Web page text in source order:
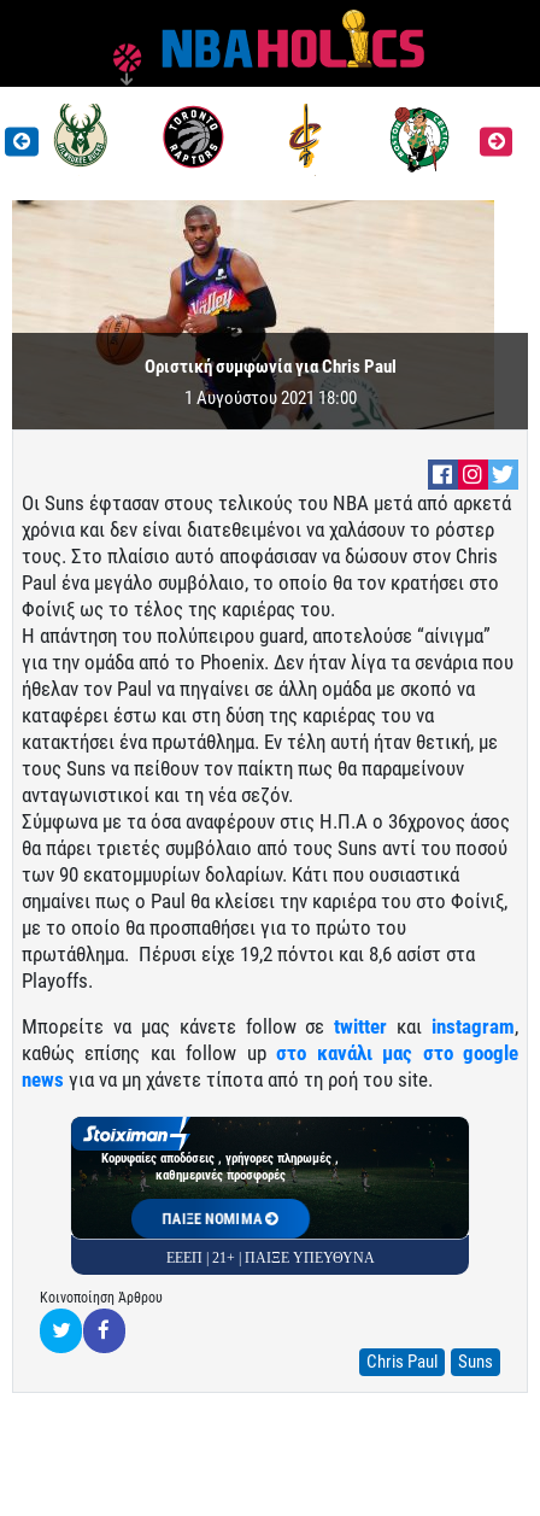
Οριστική συμφωνία για Chris Paul
1 Αυγούστου 2021 18:00
Οι Suns έφτασαν στους τελικούς του ΝΒΑ μετά από αρκετά
χρόνια και δεν είναι διατεθειμένοι να χαλάσουν το ρόστερ
τους. Στο πλαίσιο αυτό αποφάσισαν να δώσουν στον Chris
Paul ένα μεγάλο συμβόλαιο, το οποίο θα τον κρατήσει στο
Φοίνιξ ως το τέλος της καριέρας του.
H απάντηση του πολύπειρου guard, αποτελούσε “αίνιγμα”
για την ομάδα από το Phoenix. Δεν ήταν λίγα τα σενάρια που
ήθελαν τον Paul να πηγαίνει σε άλλη ομάδα με σκοπό να
καταφέρει έστω και στη δύση της καριέρας του να
κατακτήσει ένα πρωτάθλημα. Εν τέλη αυτή ήταν θετική, με
τους Suns να πείθουν τον παίκτη πως θα παραμείνουν
ανταγωνιστικοί και τη νέα σεζόν.
Σύμφωνα με τα όσα αναφέρουν στις Η.Π.Α ο 36χρονος άσος
θα πάρει τριετές συμβόλαιο από τους Suns αντί του ποσού
των 90 εκατομμυρίων δολαρίων. Κάτι που ουσιαστικά
σημαίνει πως ο Paul θα κλείσει την καριέρα του στο Φοίνιξ,
με το οποίο θα προσπαθήσει για το πρώτο του
πρωτάθλημα. Πέρυσι είχε 19,2 πόντοι και 8,6 ασίστ στα
Playoffs.
Μπορείτε να μας κάνετε follow σεtwitter και instagram,
καθώς επίσης και follow upστο κανάλι μας στο google
news για να μη χάνετε τίποτα από τη ροή του site.
Κορυφαίες αποδόσεις , γρήγορες πληρωμές ,
καθημερινές προσφορές
ΠΑΙΞΕ ΝΟΜΙΜΑ
ΕΕΕΠ | 21+ | ΠΑΙΞΕ ΥΠΕΥΘΥΝΑ
Κοινοποίηση Άρθρου
Chris Paul Suns